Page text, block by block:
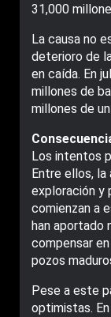
31,000
La causa no
deterioro de
en caída. En
millones de
millones de
Los intentos
Entre ellos,
exploración y
comienzan a
han aportado
compensar
pozos
Pese a este
optimistas.